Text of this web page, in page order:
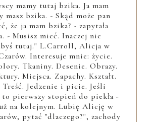
mamy tutaj bzika. Ja mam
masz bzika. - Skąd może pan
że ja mam bzika? - zapytała
- Musisz mieć. Inaczej nie
tutaj." L.Carroll, Alicja w
Interesuje mnie: życie.
Tkaniny. Desenie. Obrazy.
Miejsca. Zapachy. Kształt.
Treść. Jedzenie i picie. Jeśli
to pierwszy stopień do piekła -
na kolejnym. Lubię Alicję w
pytać "dlaczego?", zachody